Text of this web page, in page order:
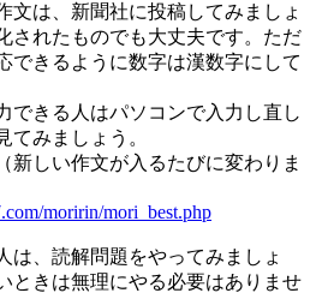
は、新聞社に投稿してみましょ
されたものでも大丈夫です。ただ
できるように数字は漢数字にして
きる人はパソコンで入力し直し
てみましょう。
新しい作文が入るたびに変わりま
moririn/mori_best.php
、読解問題をやってみましょ
ときは無理にやる必要はありませ